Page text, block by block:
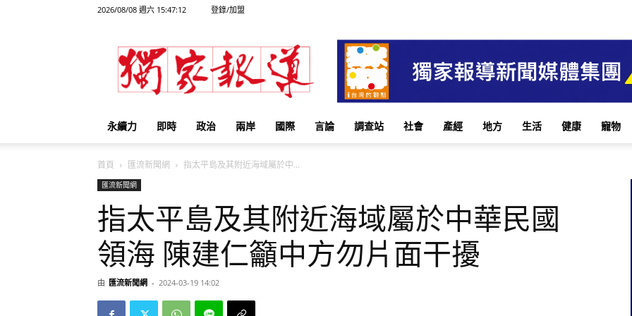
2026/08/08 週六 15:47:12 登錄/加盟
獨
家
報
永續力 即時 政治 兩岸 國際 言論 調查站 社會 產經 地方 生活 健康 寵物
首頁 匯流新聞網 指太平島及其附近海域屬於中...
匯流新聞網
指太平島及其附近海域屬於中華民國
領海 陳建仁籲中方勿片面干擾
由 匯流新聞網 - 2024-03-19 14:02